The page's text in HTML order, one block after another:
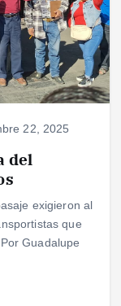
22, 2025
del
exigieron al
que
Guadalupe